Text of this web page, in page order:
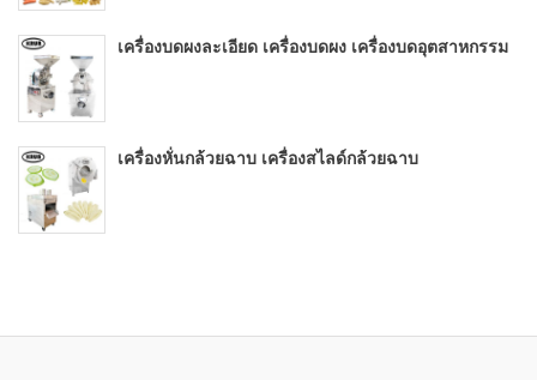
เครื่องบดผงละเอียด เครื่องบดผง เครื่องบดอุตสาหกรรม
เครื่องหั่นกล้วยฉาบ เครื่องสไลด์กล้วยฉาบ